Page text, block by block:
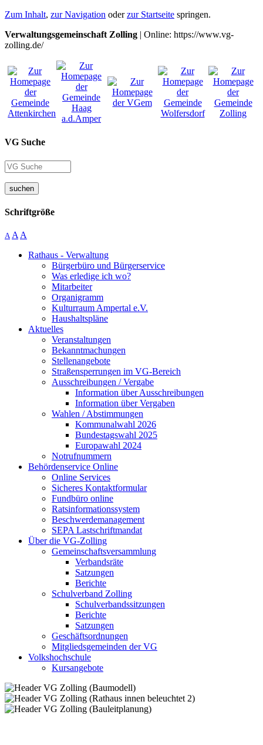
Zum Inhalt, zur Navigation oderzur Startseite springen.
Verwaltungsgemeinschaft Zolling | Online: https://www.vg-
zolling.de/
VG Suche
suchen
Schriftgröße
A A A
Rathaus - Verwaltung
Bürgerbüro und Bürgerservice
Was erledige ich wo?
Mitarbeiter
Organigramm
Kulturraum Ampertal e.V.
Haushaltspläne
Aktuelles
Veranstaltungen
Bekanntmachungen
Stellenangebote
Straßensperrungen im VG-Bereich
Ausschreibungen / Vergabe
Information über Ausschreibungen
Information über Vergaben
Wahlen / Abstimmungen
Kommunalwahl 2026
Bundestagswahl 2025
Europawahl 2024
Notrufnummern
Behördenservice Online
Online Services
Sicheres Kontaktformular
Fundbüro online
Ratsinformationssystem
Beschwerdemanagement
SEPA Lastschriftmandat
Über die VG-Zolling
Gemeinschaftsversammlung
Verbandsräte
Satzungen
Berichte
Schulverband Zolling
Schulverbandssitzungen
Berichte
Satzungen
Geschäftsordnungen
Mitgliedsgemeinden der VG
Volkshochschule
Kursangebote